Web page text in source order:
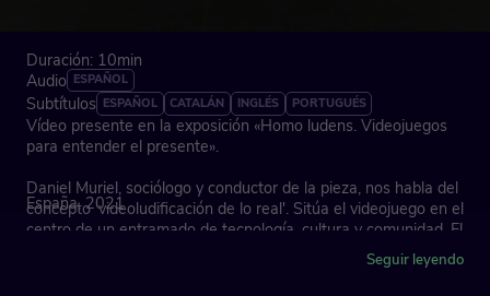
Duración: 10min
Audio ESPAÑOL
Subtítulos ESPAÑOL CATALÁN INGLÉS PORTUGUÉS
Vídeo presente en la exposición «Homo ludens. Videojuegos
para entender el presente».
Daniel Muriel, sociólogo y conductor de la pieza, nos habla del
concepto 'videoludificación de lo real'. Sitúa el videojuego en el
centro de un entramado de tecnología, cultura y comunidad. El
videojuego como objeto industrial y artístico se puede
entender como medio paradigmático de nuestro tiempo.
España, 2021
Seguir leyendo